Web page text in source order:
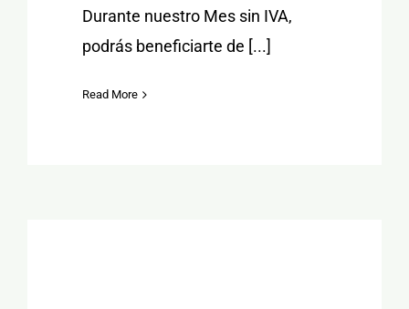
Durante nuestro Mes sin IVA,
podrás beneficiarte de [...]
Read More